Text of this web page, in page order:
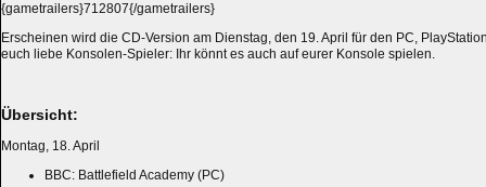
{gametrailers}712807{/gametrailers}
Erscheinen wird die CD-Version am Dienstag, den 19. April für den PC,
euch liebe Konsolen-Spieler: Ihr könnt es auch auf eurer Konsole spielen.
Übersicht:
Montag, 18. April
BBC: Battlefield Academy (PC)